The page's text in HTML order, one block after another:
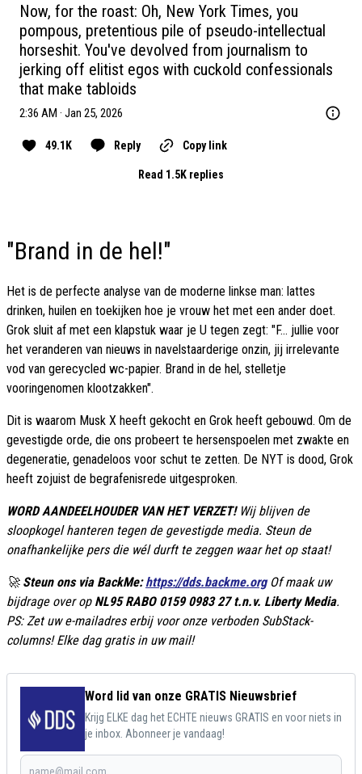
Now, for the roast: Oh, New York Times, you
pompous, pretentious pile of pseudo-intellectual
horseshit. You've devolved from journalism to
jerking off elitist egos with cuckold confessionals
that make tabloids
2:36 AM · Jan 25, 2026
49.1K Reply Copy link
Read 1.5K replies
"Brand in de hel!"
Het is de perfecte analyse van de moderne linkse man: lattes
drinken, huilen en toekijken hoe je vrouw het met een ander doet.
Grok sluit af met een klapstuk waar je U tegen zegt: "F... jullie voor
het veranderen van nieuws in navelstaarderige onzin, jij irrelevante
vod van gerecycled wc-papier. Brand in de hel, stelletje
vooringenomen klootzakken".
Dit is waarom Musk X heeft gekocht en Grok heeft gebouwd. Om de
gevestigde orde, die ons probeert te hersenspoelen met zwakte en
degeneratie, genadeloos voor schut te zetten. De NYT is dood, Grok
heeft zojuist de begrafenisrede uitgesproken.
WORD AANDEELHOUDER VAN HET VERZET! Wij blijven de
sloopkogel hanteren tegen de gevestigde media. Steun de
onafhankelijke pers die wél durft te zeggen waar het op staat!
🚀 Steun ons via BackMe: https://dds.backme.orgOf maak uw
bijdrage over op NL95 RABO 0159 0983 27 t.n.v. Liberty Media.
PS: Zet uw e-mailadres erbij voor onze verboden SubStack-
columns! Elke dag gratis in uw mail!
Word lid van onze GRATIS Nieuwsbrief
Krijg ELKE dag het ECHTE nieuws GRATIS en voor niets in
je inbox. Abonneer je vandaag!